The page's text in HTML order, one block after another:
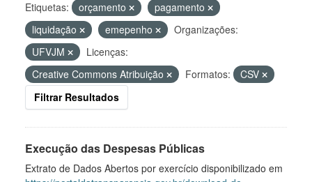
Etiquetas: orçamento
pagamento
liquidação
emepenho
Organizações:
UFVJM
Licenças:
Creative Commons Atribuição
Formatos:
CSV
Filtrar Resultados
Execução das Despesas Públicas
Extrato de Dados Abertos por exercício disponibilizado em